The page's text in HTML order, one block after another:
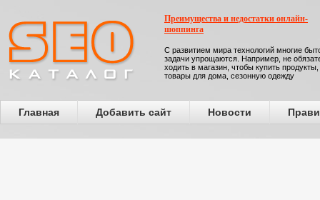
Преимущества и недостатки онлайн-
шоппинга
С развитием мира технологий многие
задачи упрощаются. Например, не
ходить в магазин, чтобы купить продукты,
товары для дома, сезонную одежду
Главная Добавить сайт Новости